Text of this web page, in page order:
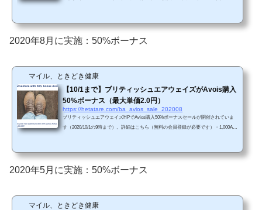
HPから抜粋）・しかし、自分の場合は40%ボーナス（差が生じる理由は不明です。
ステータス？）・200,000Aviosまで購入可能（40%ボーナスの場合は、最大2.1円/Avi
2020年8月に実施：50%ボーナス
マイル、ときどき健康
【10/1まで】ブリティッシュエアウェイズがAvois購入
50%ボーナス（最大単価2.0円）
https://hetatare.com/ba_avios_sale_202008
ブリティッシュエアウェイズHPでAvios購入50%ボーナスセールが開催されていま
す（2020/10/1の9時まで）。詳細はこちら（無料の会員登録が必要です）・1,000Avi
セールです（過去の傾向からすると、50%ボーナスが最大です）。円高が進んでい
るので（111円/ドル→107円/ドル→106円/ドル）、前回よりも若干お得です。・2020
2020年5月に実施：50%ボーナス
マイル、ときどき健康